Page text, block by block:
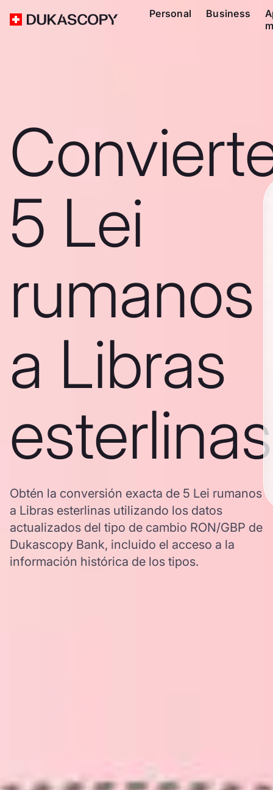
Personal Business
5 Lei
rumanos
a Libras
esterlinas
Obtén la conversión exacta de 5 Lei rumanos
a Libras esterlinas utilizando los datos
actualizados del tipo de cambio RON/GBP de
Dukascopy Bank, incluido el acceso a la
información histórica de los tipos.